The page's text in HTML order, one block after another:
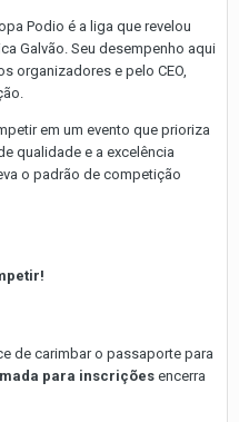
Podio é a liga que revelou
Galvão. Seu desempenho aqui
organizadores e pelo CEO,
em um evento que prioriza
qualidade e a excelência
o padrão de competição
de carimbar o passaporte para
para inscriçõesencerra